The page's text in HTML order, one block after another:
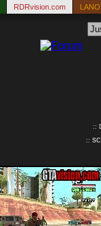
RDRvision.com
::
::